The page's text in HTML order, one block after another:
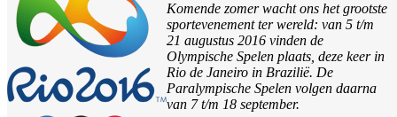
Komende zomer wacht ons het grootste
sportevenement ter wereld: van 5 t/m
21 augustus 2016 vinden de
Olympische Spelen plaats, deze keer in
Rio de Janeiro in Brazilië. De
Paralympische Spelen volgen daarna
van 7 t/m 18 september.